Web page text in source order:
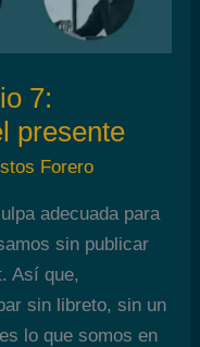
7:
presente
Forero
adecuada para
sin publicar
Así que,
sin libreto, sin un
lo que somos en